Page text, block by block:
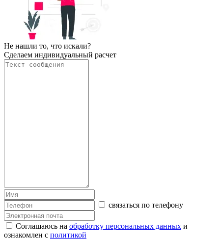
Не нашли то, что искали?
Сделаем индивидуальный расчет
связаться по телефону
Соглашаюсь на обработку персональных данных и
ознакомлен с политикой